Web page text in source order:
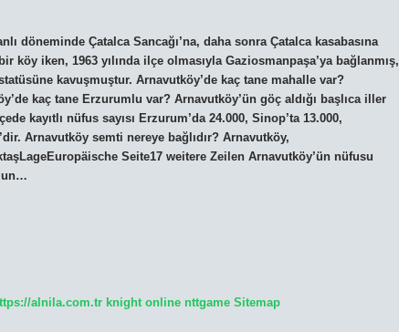
döneminde Çatalca Sancağı’na, daha sonra Çatalca kasabasına
köy iken, 1963 yılında ilçe olmasıyla Gaziosmanpaşa’ya bağlanmış,
kavuşmuştur. Arnavutköy’de kaç tane mahalle var?
kaç tane Erzurumlu var? Arnavutköy’ün göç aldığı başlıca iller
kayıtlı nüfus sayısı Erzurum’da 24.000, Sinop’ta 13.000,
Arnavutköy semti nereye bağlıdır? Arnavutköy,
Seite17 weitere Zeilen Arnavutköy’ün nüfusu
alnila.com.tr knight online nttgame Sitemap